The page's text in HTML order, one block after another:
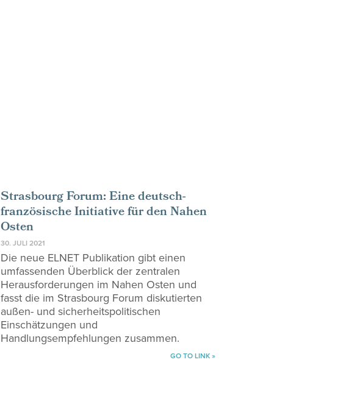
Strasbourg Forum: Eine deutsch-
französische Initiative für den Nahen
Osten
30. JULI 2021
Die neue ELNET Publikation gibt einen
umfassenden Überblick der zentralen
Herausforderungen im Nahen Osten und
fasst die im Strasbourg Forum diskutierten
außen- und sicherheitspolitischen
Einschätzungen und
Handlungsempfehlungen zusammen.
GO TO LINK »